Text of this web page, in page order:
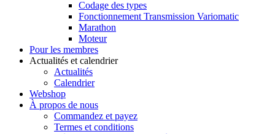
Codage des types
Fonctionnement Transmission Variomatic
Marathon
Moteur
Pour les membres
Actualités et calendrier
Actualités
Calendrier
Webshop
À propos de nous
Commandez et payez
Termes et conditions